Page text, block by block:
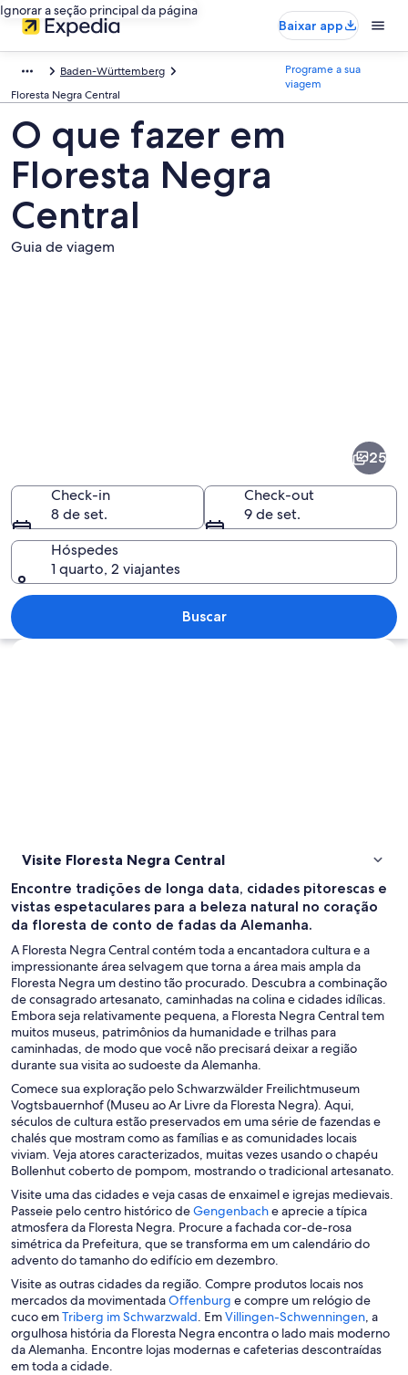
Ignorar a seção principal da página
Baixar app
Baden-Württemberg
Floresta Negra Central
Programe a sua
viagem
O que fazer em
Floresta Negra
Central
Guia de viagem
Central
Um edifício tradicional em enxaimel,
25
Check-in
8 de set.
Check-out
9 de set.
Hóspedes
1 quarto, 2 viajantes
Buscar
Explorar mapa
Visite Floresta Negra Central
Encontre tradições de longa data, cidades pitorescas e
vistas espetaculares para a beleza natural no coração
da floresta de conto de fadas da Alemanha.
A Floresta Negra Central contém toda a encantadora cultura e a
impressionante área selvagem que torna a área mais ampla da
Floresta Negra um destino tão procurado. Descubra a combinação
de consagrado artesanato, caminhadas na colina e cidades idílicas.
Embora seja relativamente pequena, a Floresta Negra Central tem
muitos museus, patrimônios da humanidade e trilhas para
caminhadas, de modo que você não precisará deixar a região
durante sua visita ao sudoeste da Alemanha.
Comece sua exploração pelo Schwarzwälder Freilichtmuseum
Vogtsbauernhof (Museu ao Ar Livre da Floresta Negra). Aqui,
séculos de cultura estão preservados em uma série de fazendas e
chalés que mostram como as famílias e as comunidades locais
viviam. Veja atores caracterizados, muitas vezes usando o chapéu
Bollenhut coberto de pompom, mostrando o tradicional artesanato.
Visite uma das cidades e veja casas de enxaimel e igrejas medievais.
Passeie pelo centro histórico deGengenbachA
b
r
e
m
u
m
a
n
e aprecie a típica
atmosfera da Floresta Negra. Procure a fachada cor-de-rosa
simétrica da Prefeitura, que se transforma em um calendário do
advento do tamanho do edifício em dezembro.
Visite as outras cidades da região. Compre produtos locais nos
mercados da movimentadaOffenburg A
b
r
e
e compre um relógio de
cuco emTriberg im Schwarzwald
b
r
. EmVillingen-SchwenningenA
b
r
, a
orgulhosa história da Floresta Negra encontra o lado mais moderno
da Alemanha. Encontre lojas modernas e cafeterias descontraídas
em toda a cidade.